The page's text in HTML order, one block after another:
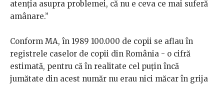
atenția asupra problemei, că nu e ceva ce mai suferă
amânare.”
Conform MA, în 1989 100.000 de copii se aflau în
registrele caselor de copii din România - o cifră
estimată, pentru că în realitate cel puțin încă
jumătate din acest număr nu erau nici măcar în grija